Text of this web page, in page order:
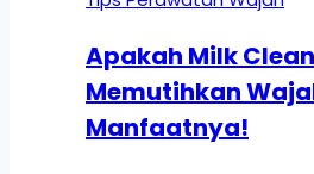
Apakah Milk
Memutihkan
Manfaatnya!